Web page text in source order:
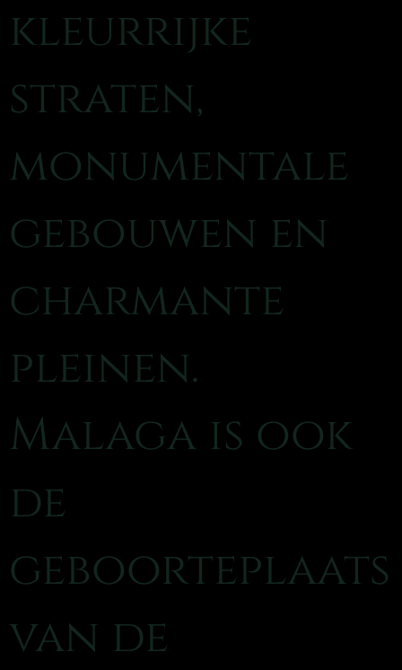
kleurrijke
straten,
monumentale
gebouwen en
charmante
pleinen.
Malaga is ook
de
geboorteplaats
van de